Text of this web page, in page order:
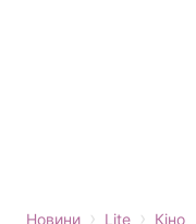
Новини › Lite › Кіно